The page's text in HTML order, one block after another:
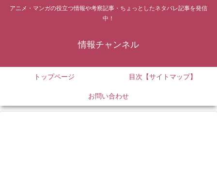
アニメ・マンガの役立つ情報や考察記事・ちょっとしたネタバレ記事を発信
中！
情報チャンネル
トップページ 目次【サイトマップ】
お問い合わせ